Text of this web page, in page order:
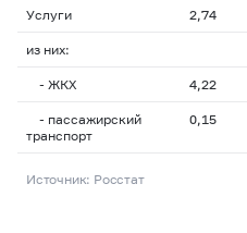
Услуги 2,74
из них:
- ЖКХ 4,22
- пассажирский
транспорт
0,15
Источник: Росстат